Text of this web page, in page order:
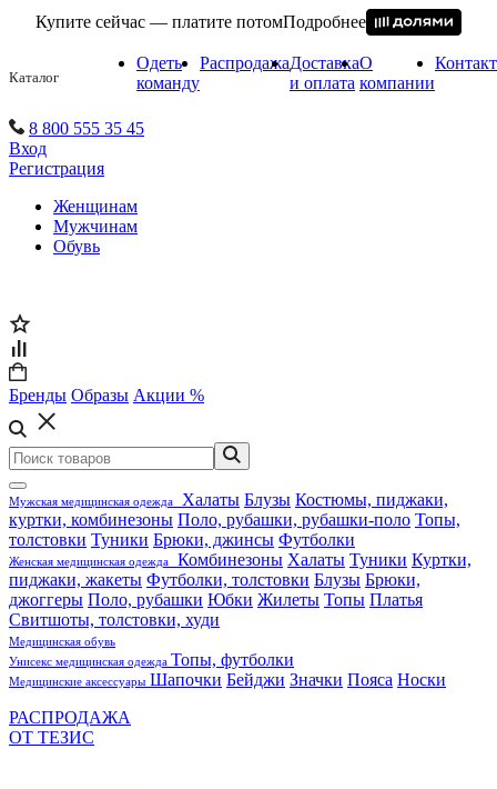
Купите сейчас — платите потомПодробнее
Каталог
Одеть
команду
РаспродажаДоставка
и оплата
О
компании
8 800 555 35 45
Вход
Регистрация
Женщинам
Мужчинам
Обувь
Бренды Образы Акции %
Мужская медицинская одежда Халаты Блузы Костюмы, пиджаки,
куртки, комбинезоны Поло, рубашки, рубашки-поло Топы,
толстовки Туники Брюки, джинсы Футболки
Женская медицинская одежда Комбинезоны Халаты Туники Куртки,
пиджаки, жакеты Футболки, толстовки Блузы Брюки,
джоггеры Поло, рубашки Юбки Жилеты Топы Платья
Свитшоты, толстовки, худи
Медицинская обувь
Унисекс медицинская одежда Топы, футболки
Медицинские аксессуары Шапочки Бейджи Значки Пояса Носки
РАСПРОДАЖА
ОТ ТЕЗИС